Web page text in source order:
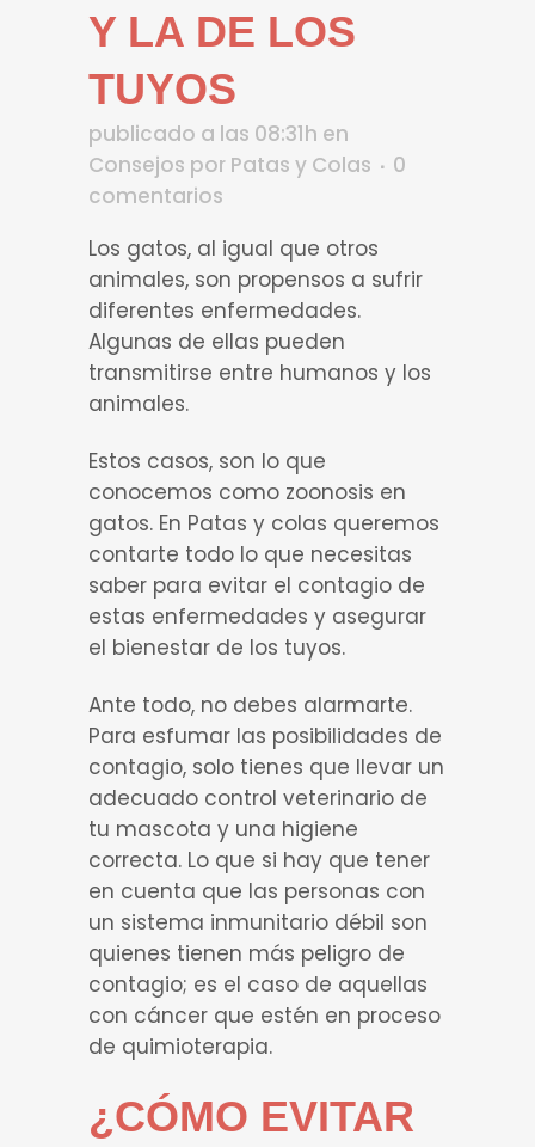
Y LA DE LOS
TUYOS
publicado a las 08:31h en
Consejos por Patas y Colas
0
comentarios
Los gatos, al igual que otros
animales, son propensos a sufrir
diferentes enfermedades.
Algunas de ellas pueden
transmitirse entre humanos y los
animales.
Estos casos, son lo que
conocemos como zoonosis en
gatos. En Patas y colas queremos
contarte todo lo que necesitas
saber para evitar el contagio de
estas enfermedades y asegurar
el bienestar de los tuyos.
Ante todo, no debes alarmarte.
Para esfumar las posibilidades de
contagio, solo tienes que llevar un
adecuado control veterinario de
tu mascota y una higiene
correcta. Lo que si hay que tener
en cuenta que las personas con
un sistema inmunitario débil son
quienes tienen más peligro de
contagio; es el caso de aquellas
con cáncer que estén en proceso
de quimioterapia.
¿CÓMO EVITAR